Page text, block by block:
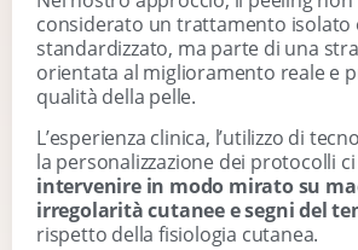
considerato un trattamento isolato
standardizzato, ma parte di una
orientata al miglioramento reale e
qualità della pelle.
L’esperienza clinica, l’utilizzo di
la personalizzazione dei protocolli
intervenire in modo mirato su
irregolarità cutanee e segni del
rispetto della fisiologia cutanea.